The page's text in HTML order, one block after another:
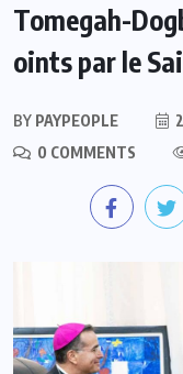
Tomegah-
oints par le
BY PAYPEOPLE
0 COMMENTS